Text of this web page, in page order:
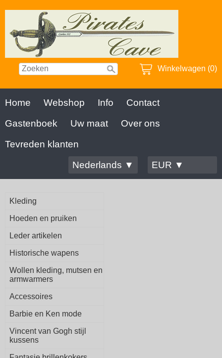
Winkelwagen (0)
Home Webshop Info
Contact
Gastenboek
Uw maat
Over ons
Tevreden klanten
Nederlands ▼
EUR ▼
Kleding
Hoeden en pruiken
Leder artikelen
Historische wapens
Wollen kleding, mutsen en
armwarmers
Accessoires
Barbie en Ken mode
Vincent van Gogh stijl
kussens